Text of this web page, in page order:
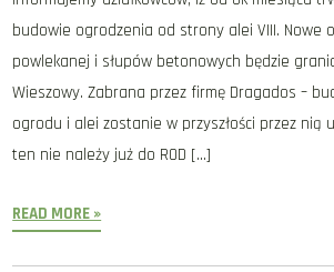
budowie ogrodzenia od strony alei VIII. Nowe
powlekanej i słupów betonowych będzie
Wieszowy. Zabrana przez firmę Dragados –
ogrodu i alei zostanie w przyszłości przez nią
ten nie należy już do ROD […]
READ MORE »